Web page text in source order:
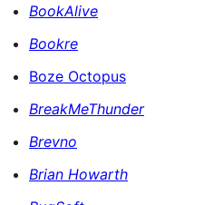
BookAlive
Bookre
Boze Octopus
BreakMeThunder
Brevno
Brian Howarth